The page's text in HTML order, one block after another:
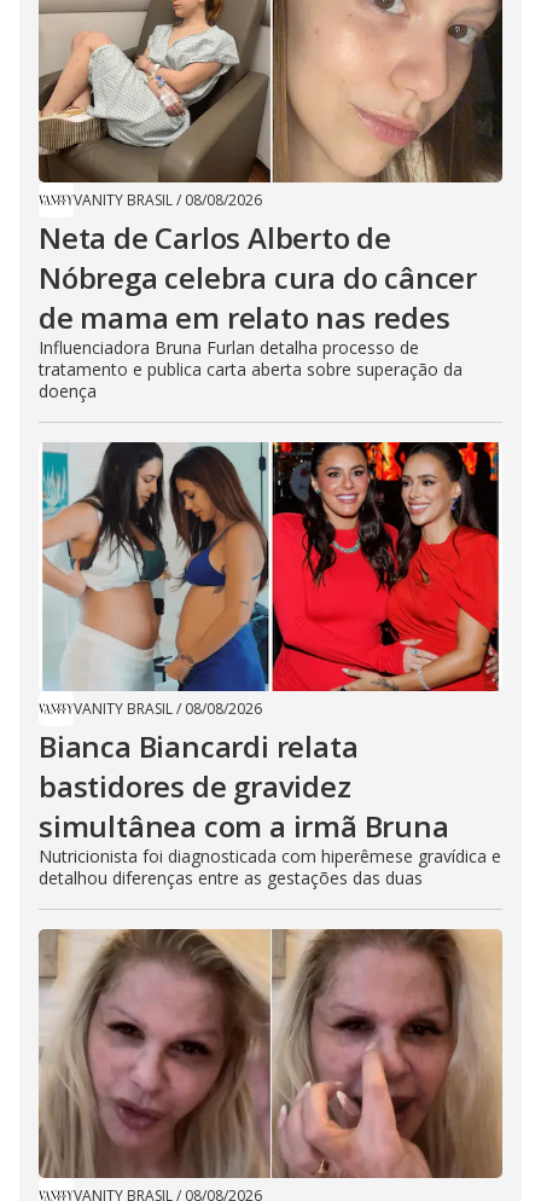
VANITY BRASIL/ 08/08/2026
Neta de Carlos Alberto de
Nóbrega celebra cura do câncer
de mama em relato nas redes
Influenciadora Bruna Furlan detalha processo de
tratamento e publica carta aberta sobre superação da
doença
VANITY BRASIL/ 08/08/2026
Bianca Biancardi relata
bastidores de gravidez
simultânea com a irmã Bruna
Nutricionista foi diagnosticada com hiperêmese gravídica e
detalhou diferenças entre as gestações das duas
VANITY BRASIL/ 08/08/2026